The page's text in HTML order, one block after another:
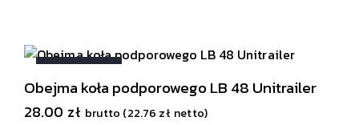
WYPRZEDANE
Obejma koła podporowego LB 48 Unitrailer
28.00 zł brutto (22.76 zł netto)